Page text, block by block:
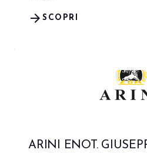
SCOPRI
arrow_forward
ARINI ENOT.